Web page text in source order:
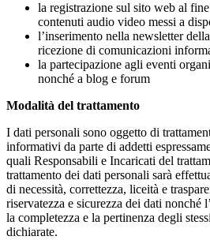
la registrazione sul sito web al
contenuti audio video messi a
l’inserimento nella newsletter
ricezione di comunicazioni
la partecipazione agli eventi
nonché a blog e forum
Modalità del trattamento
I dati personali sono oggetto di
informativi da parte di addetti
quali Responsabili e Incaricati del
trattamento dei dati personali sarà
di necessità, correttezza, liceità e
riservatezza e sicurezza dei dati nonché
la completezza e la pertinenza degli
dichiarate.